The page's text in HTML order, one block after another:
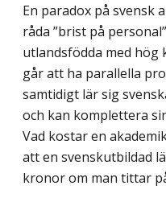
En paradox på svensk
råda ”brist på
utlandsfödda med hög
går att ha parallella
samtidigt lär sig
och kan komplettera
Vad kostar en
att en svenskutbildad
kronor om man tittar